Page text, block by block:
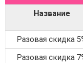
Название
Разовая скидка
Разовая скидка